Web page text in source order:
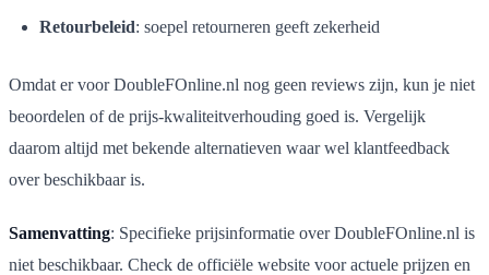
Retourbeleid: soepel retourneren geeft zekerheid
Omdat er voor DoubleFOnline.nl nog geen reviews zijn, kun je niet
beoordelen of de prijs-kwaliteitverhouding goed is. Vergelijk
daarom altijd met bekende alternatieven waar wel klantfeedback
over beschikbaar is.
Samenvatting: Specifieke prijsinformatie over DoubleFOnline.nl is
niet beschikbaar. Check de officiële website voor actuele prijzen en